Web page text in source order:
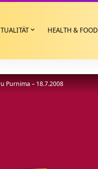
HEALTH & FOOD
Purnima – 18.7.2008